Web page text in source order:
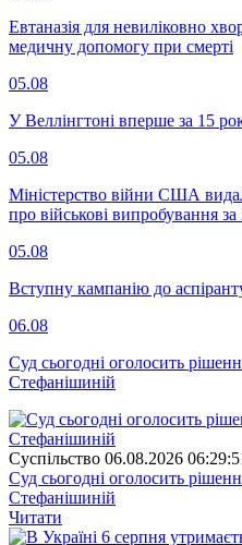
Евтаназія для невиліковно
медичну допомогу при смерті
05.08
У Веллінгтоні вперше за 15
05.08
Міністерство війни США
про військові випробування за
05.08
Вступну кампанію до
06.08
Суд сьогодні оголосить
Стефанішиній
Суспiльство 06.08.2026
Суд сьогодні оголосить
Стефанішиній
Читати